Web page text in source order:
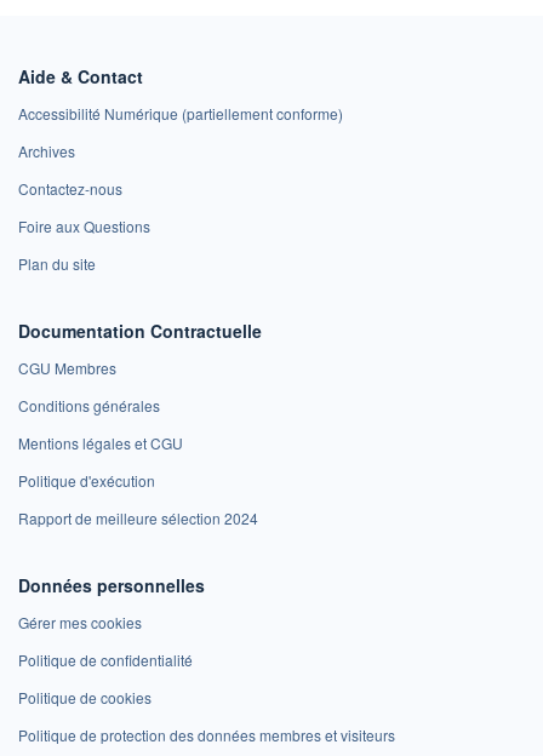
Aide & Contact
Accessibilité Numérique (partiellement conforme)
Archives
Contactez-nous
Foire aux Questions
Plan du site
Documentation Contractuelle
CGU Membres
Conditions générales
Mentions légales et CGU
Politique d'exécution
Rapport de meilleure sélection 2024
Données personnelles
Gérer mes cookies
Politique de confidentialité
Politique de cookies
Politique de protection des données membres et visiteurs